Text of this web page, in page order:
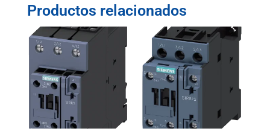
Productos relacionados